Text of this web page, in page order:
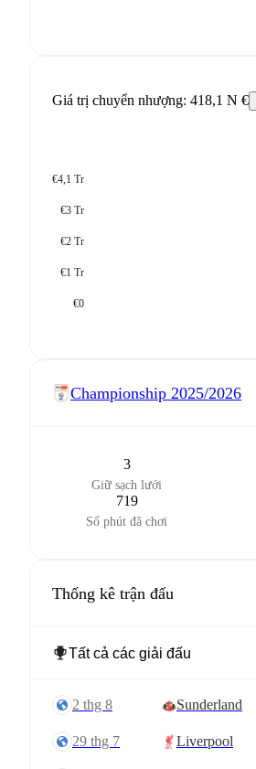
Giá trị chuyển nhượng: 418,1 N €
€4,1 Tr
€3 Tr
€2 Tr
€1 Tr
€0
Championship 2025/2026
3
Giữ sạch lưới
719
Số phút đã chơi
Thống kê trận đấu
2 thg 8 Sunderland
29 thg 7 Liverpool